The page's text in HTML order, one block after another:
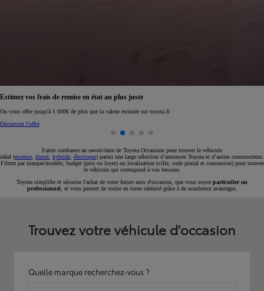
Réservez en ligne votre occasion pour 1€ seulement
Réservez en ligne
Faites confiance au savoir-faire de Toyota Occasions pour trouver le véhicule
idéal (essence diesel hybride électrique) parmi une large sélection d’annonces Toyota et d’autres constructeurs.
Filtrez par marque/modèle, budget (prix ou loyer) ou localisation (ville, code postal et concession) pour trouver
le véhicule qui correspond à vos besoins.
Toyota simplifie et sécurise l'achat de votre future auto d'occasion, que vous soyez particulier ou
professionnel , et vous permet de rouler en toute sérénité grâce à de nombreux avantages.
Trouvez votre véhicule d'occasion
Quelle marque recherchez-vous ?